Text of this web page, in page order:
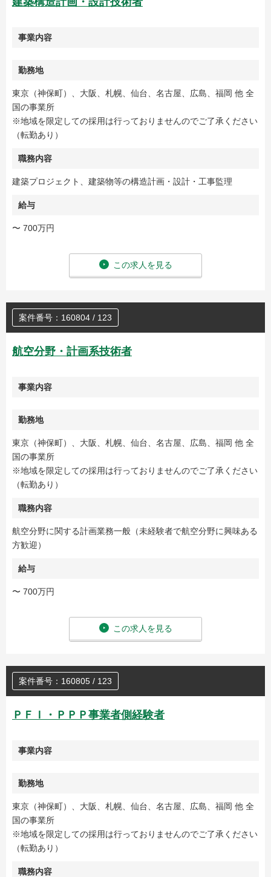
事業内容
勤務地
東京（神保町）、大阪、札幌、仙台、名古屋、広島、福岡 他 全
国の事業所
※地域を限定しての採用は行っておりませんのでご了承ください
（転勤あり）
職務内容
建築プロジェクト、建築物等の構造計画・設計・工事監理
給与
〜 700万円
この求人を見る
案件番号：160804 / 123
航空分野・計画系技術者
事業内容
勤務地
東京（神保町）、大阪、札幌、仙台、名古屋、広島、福岡 他 全
国の事業所
※地域を限定しての採用は行っておりませんのでご了承ください
（転勤あり）
職務内容
航空分野に関する計画業務一般（未経験者で航空分野に興味ある
方歓迎）
給与
〜 700万円
この求人を見る
案件番号：160805 / 123
ＰＦＩ・ＰＰＰ事業者側経験者
事業内容
勤務地
東京（神保町）、大阪、札幌、仙台、名古屋、広島、福岡 他 全
国の事業所
※地域を限定しての採用は行っておりませんのでご了承ください
（転勤あり）
職務内容